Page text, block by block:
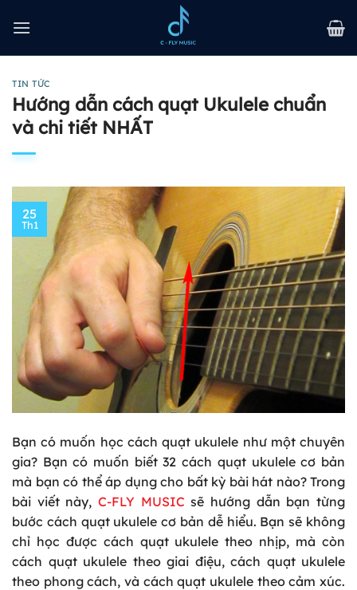
qua
TIN TỨC
Hướng dẫn cách quạt Ukulele chuẩn
và chi tiết NHẤT
25
Th1
Bạn có muốn học cách quạt ukulele như một chuyên
gia? Bạn có muốn biết 32 cách quạt ukulele cơ bản
mà bạn có thể áp dụng cho bất kỳ bài hát nào? Trong
bài viết này, C-FLY MUSIC sẽ hướng dẫn bạn từng
bước cách quạt ukulele cơ bản dễ hiểu. Bạn sẽ không
chỉ học được cách quạt ukulele theo nhịp, mà còn
cách quạt ukulele theo giai điệu, cách quạt ukulele
theo phong cách, và cách quạt ukulele theo cảm xúc.